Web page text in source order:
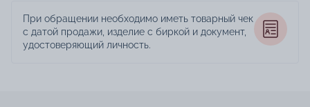
При обращении необходимо иметь товарный чек
с датой продажи, изделие с биркой и документ,
удостоверяющий личность.